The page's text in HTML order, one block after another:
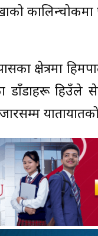
क्षेत्रमा
डाँडाहरू हिउँले